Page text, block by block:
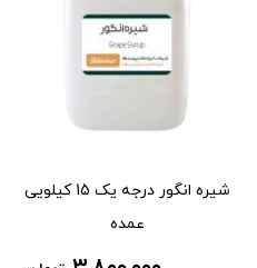
شیره انگور درجه یک 15 کیلویی
عمده